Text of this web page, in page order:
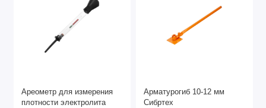
Ареометр для измерения
плотности электролита
Арматурогиб 10-12 мм
Сибртех